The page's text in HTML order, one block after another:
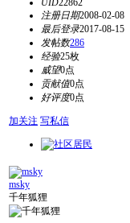
UID22862
注册日期2008-02-08
最后登录2017-08-15
发帖数286
经验25枚
威望0点
贡献值0点
好评度0点
加关注 写私信
msky
千年狐狸